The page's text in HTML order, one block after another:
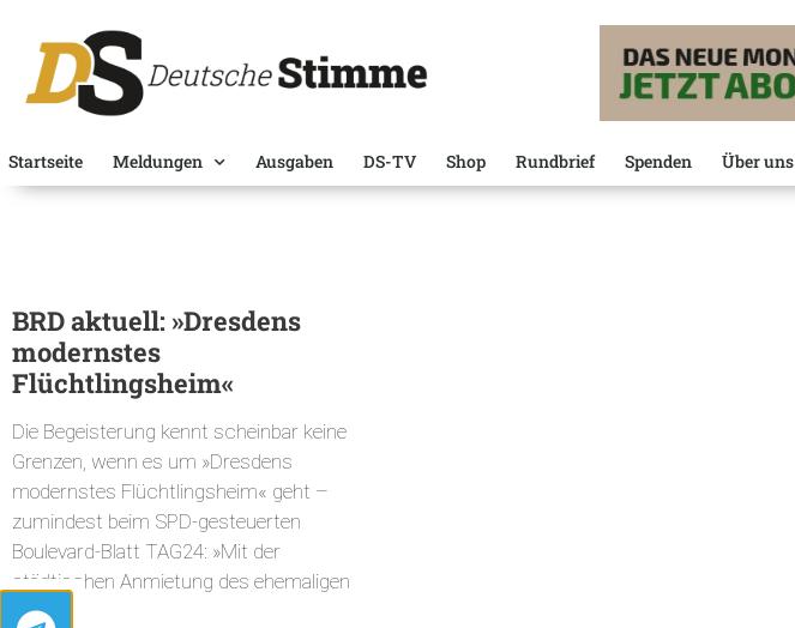
Startseite Meldungen Ausgaben DS-TV Shop Rundbrief Spenden Über uns
BRD aktuell: »Dresdens
modernstes
Flüchtlingsheim«
Die Begeisterung kennt scheinbar keine
Grenzen, wenn es um »Dresdens
modernstes Flüchtlingsheim« geht –
zumindest beim SPD-gesteuerten
Boulevard-Blatt TAG24: »Mit der
städtischen Anmietung des ehemaligen